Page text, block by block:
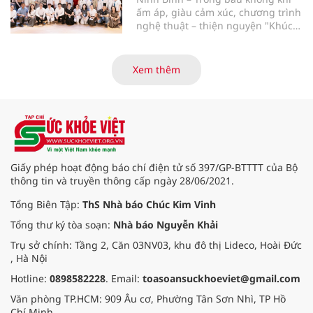
ấm áp, giàu cảm xúc, chương trình
nghệ thuật – thiện nguyện "Khúc
điểm dừng chân đầu tiên tại Bệnh
viện Bạch Mai cơ sở Ninh Bình.
Xem thêm
Giấy phép hoạt động báo chí điện tử số 397/GP-BTTTT của Bộ
thông tin và truyền thông cấp ngày 28/06/2021.
Tổng Biên Tập: ThS Nhà báo Chúc Kim Vinh
Tổng thư ký tòa soạn: Nhà báo Nguyễn Khải
Trụ sở chính: Tầng 2, Căn 03NV03, khu đô thị Lideco, Hoài Đức
, Hà Nội
Hotline: 0898582228. Email: toasoansuckhoeviet@gmail.com
Văn phòng TP.HCM: 909 Âu cơ, Phường Tân Sơn Nhì, TP Hồ